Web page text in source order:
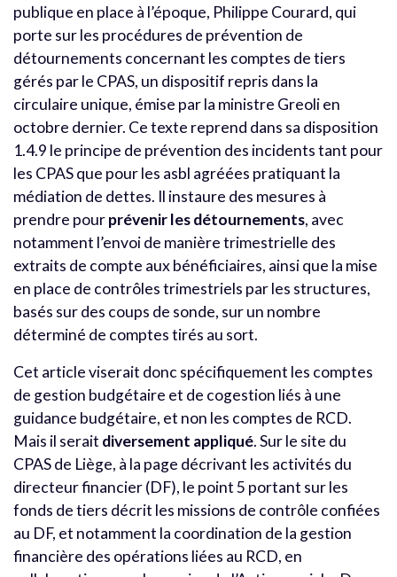
publique en place à l’époque, Philippe Courard, qui
porte sur les procédures de prévention de
détournements concernant les comptes de tiers
gérés par le CPAS, un dispositif repris dans la
circulaire unique, émise par la ministre Greoli en
octobre dernier. Ce texte reprend dans sa disposition
1.4.9 le principe de prévention des incidents tant pour
les CPAS que pour les asbl agréées pratiquant la
médiation de dettes. Il instaure des mesures à
prendre pourprévenir les détournements, avec
notamment l’envoi de manière trimestrielle des
extraits de compte aux bénéficiaires, ainsi que la mise
en place de contrôles trimestriels par les structures,
basés sur des coups de sonde, sur un nombre
déterminé de comptes tirés au sort.
Cet article viserait donc spécifiquement les comptes
de gestion budgétaire et de cogestion liés à une
guidance budgétaire, et non les comptes de RCD.
Mais il serait diversement appliqué. Sur le site du
CPAS de Liège, à la page décrivant les activités du
directeur financier (DF), le point 5 portant sur les
fonds de tiers décrit les missions de contrôle confiées
au DF, et notamment la coordination de la gestion
financière des opérations liées au RCD, en